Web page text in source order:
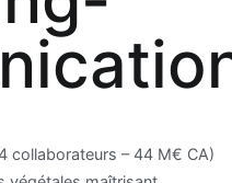
collaborateurs – 44 M€ CA)